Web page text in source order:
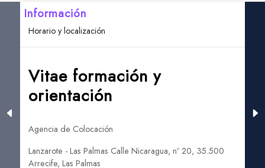
información
horario y localización
vitae formación y
orientación
Agencia de Colocación
Lanzarote - Las Palmas Calle Nicaragua, nº 20, 35.500
Arrecife, Las Palmas